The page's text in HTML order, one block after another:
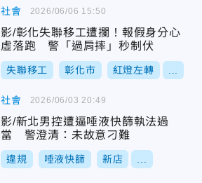
社會
影/彰化失聯移工遭攔！報假身分心
虛落跑 警「過肩摔」秒制伏
失聯移工 彰化市 紅燈左轉
2026/06/06 15:50
社會
影/新北男控遭逼唾液快篩執法過
當 警澄清：未故意刁難
違規 唾液快篩 新店
2026/06/03 20:49